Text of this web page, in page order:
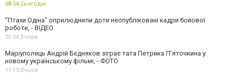
08:54,Сьогодні
"Птахи Одіна" оприлюднили доти неопубліковані кадри бойової
роботи, - ВІДЕО
20:54,Вчора
Маріуполець Андрій Бєдняков зіграє тата Петрика П’яточкина у
новому українському фільмі, - ФОТО
17:15,Вчора